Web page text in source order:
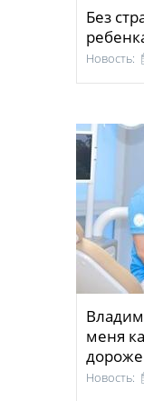
Без
Новость:
меня
Новость: